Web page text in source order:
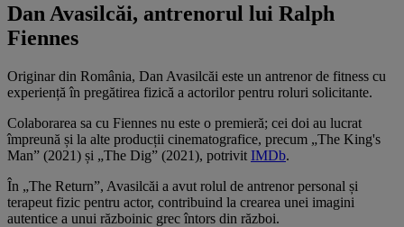
Dan Avasilcăi, antrenorul lui Ralph
Fiennes
Originar din România, Dan Avasilcăi este un antrenor de fitness cu
experiență în pregătirea fizică a actorilor pentru roluri solicitante.
Colaborarea sa cu Fiennes nu este o premieră; cei doi au lucrat
împreună și la alte producții cinematografice, precum „The King's
Man” (2021) și „The Dig” (2021), potrivit IMDb.
În „The Return”, Avasilcăi a avut rolul de antrenor personal și
terapeut fizic pentru actor, contribuind la crearea unei imagini
autentice a unui războinic grec întors din război.​